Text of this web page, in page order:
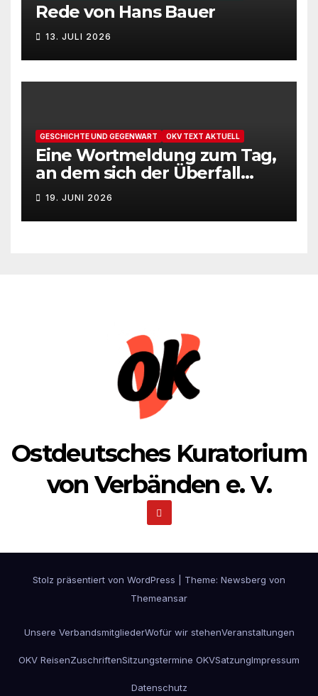
Rede von Hans Bauer
13. JULI 2026
GESCHICHTE UND GEGENWART OKV TEXT AKTUELL
Eine Wortmeldung zum Tag,
an dem sich der Überfall
Deutschlands auf die UdSSR
1941 zum 85. Male jährt
19. JUNI 2026
Ostdeutsches Kuratorium
von Verbänden e. V.
Stolz präsentiert von WordPress Theme: Newsberg von
Themeansar
Unsere VerbandsmitgliederWofür wir stehenVeranstaltungen
OKV ReisenZuschriftenSitzungstermine OKVSatzungImpressum
Datenschutz